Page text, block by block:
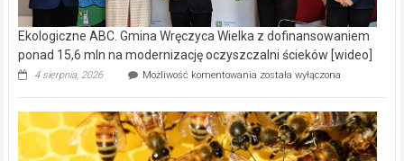
Ekologiczne ABC. Gmina Wręczyca Wielka z dofinansowaniem
ponad 15,6 mln na modernizację oczyszczalni ścieków [wideo]
4 sierpnia, 2026 Możliwość komentowania Ekologiczne
Wręczyca
Wielka
z
została wyłączona